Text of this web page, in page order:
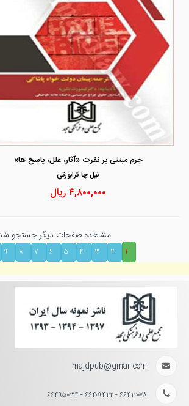
جرم مبتنی بر نفرت «آثار، علل، پاسخ ها»
نيل چا كرابورتي
۴,۸۰۰,۰۰۰ریال
مشاهده صفحات دیگر جستجو
۱
۲ ۳ ۴ ۵ ۶ ۷ ۸ ۹
majdpub@gmail.com
۶۶۴۱۲۰۷۸ - ۶۶۴۰۹۴۲۲ - ۶۶۴۹۵۰۳۴